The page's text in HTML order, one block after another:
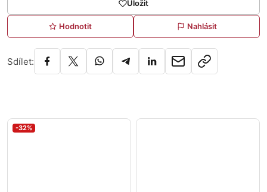
Uložit
Hodnotit Nahlásit
Sdílet:
-32%